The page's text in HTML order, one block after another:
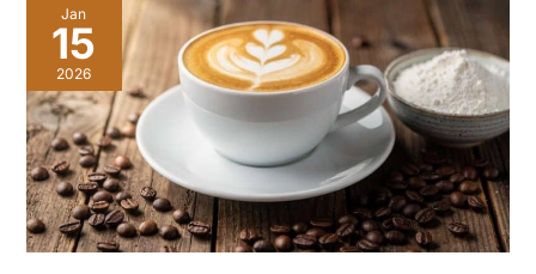
Jan
15
2026